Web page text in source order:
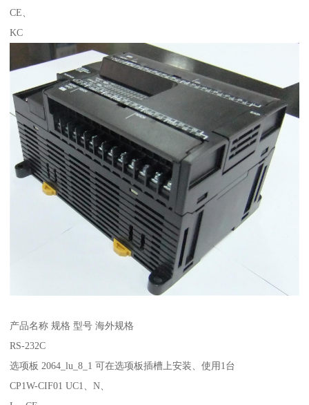
CE、
KC
产品名称 规格 型号 海外规格
RS-232C
选项板 2064_lu_8_1 可在选项板插槽上安装、使用1台
CP1W-CIF01 UC1、N、